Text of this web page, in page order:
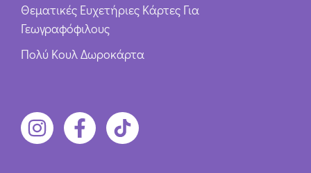
Θεματικές Ευχετήριες Κάρτες Για
Γεωγραφόφιλους
Πολύ Κουλ Δωροκάρτα